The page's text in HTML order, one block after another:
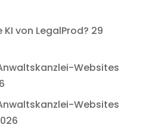
von LegalProd? 29
Websites
Websites